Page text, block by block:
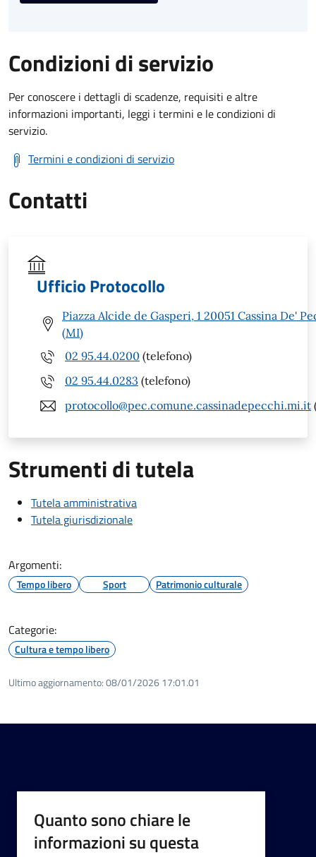
Condizioni di servizio
Per conoscere i dettagli di scadenze, requisiti e altre
informazioni importanti, leggi i termini e le condizioni di
servizio.
Termini e condizioni di servizio
Contatti
Ufficio Protocollo
Piazza Alcide de Gasperi, 1 20051 Cassina De'
(MI)
02 95.44.0200 (telefono)
02 95.44.0283 (telefono)
protocollo@pec.comune.cassinadepecchi.mi.it
Strumenti di tutela
Tutela amministrativa
Tutela giurisdizionale
Argomenti:
Tempo libero Sport Patrimonio culturale
Categorie:
Cultura e tempo libero
Ultimo aggiornamento:08/01/2026 17:01.01
Quanto sono chiare le
informazioni su questa